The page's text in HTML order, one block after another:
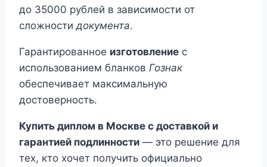
до 35000 рублей в зависимости от
сложности документа.
Гарантированное изготовление с
использованием бланков Гознак
обеспечивает максимальную
достоверность.
Купить диплом в Москве с доставкой и
гарантией подлинности — это решение для
тех, кто хочет получить официально